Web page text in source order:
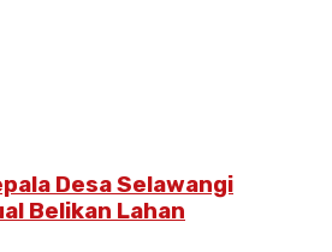
Desa Selawangi
Belikan Lahan